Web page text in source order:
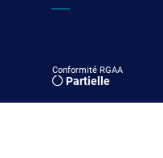
Conformité RGAA
Partielle